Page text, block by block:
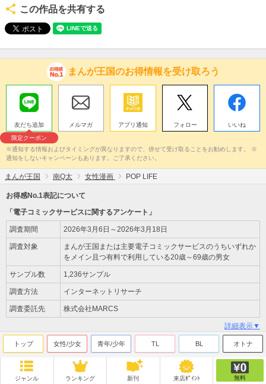
この作品を共有する
まんが王国のお得情報を受け取ろう
友だち追加
限定クーポン
メルマガ アプリ通知 フォロー いいね
※通知する情報およびタイミングが異なりますので、併せて受け取ることをお勧めします。 ※
通知をしないキャンペーンもあります。ご了承ください。
まんが王国 南Q太 女性漫画 POP LIFE
お得感No.1表記について
「電子コミックサービスに関するアンケート」
調査期間 2026年3月6日～2026年3月18日
調査対象
まんが王国または主要電子コミックサービスのうちいずれか
をメイン且つ有料で利用している20歳～69歳の男女
サンプル数 1,236サンプル
調査方法 インターネットリサーチ
調査委託先 株式会社MARCS
詳細表示▼
トップ 女性/少女 青年/少年 TL BL オトナ
ジャンル ランキング 新刊 来店ﾎﾟｲﾝﾄ 無料